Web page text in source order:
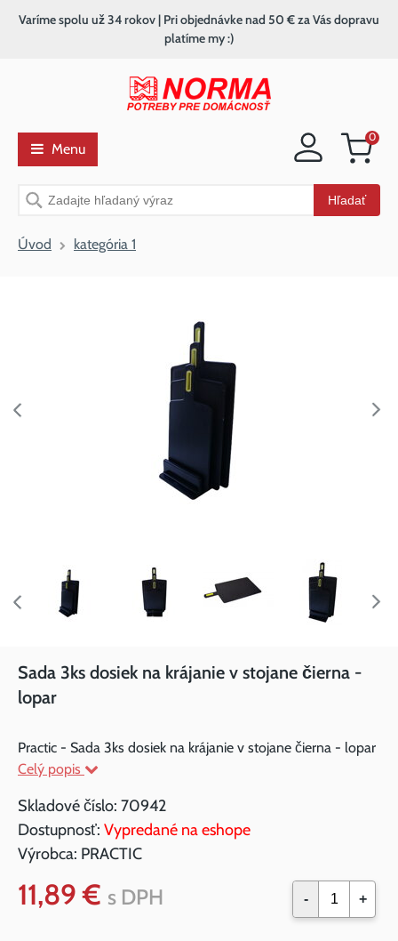
Nákupný
0
Vyhľadávanie Hľadať
Varíme spolu už 34 rokov | Pri objednávke nad 50 € za Vás dopravu
platíme my :)
Menu
Úvod kategória 1
Sada 3ks dosiek na krájanie v stojane čierna -
lopar
Practic - Sada 3ks dosiek na krájanie v stojane čierna - lopar
Celý popis
Skladové číslo: 70942
Dostupnosť: Vypredané na eshope
Výrobca: PRACTIC
11,89 € s DPH - +